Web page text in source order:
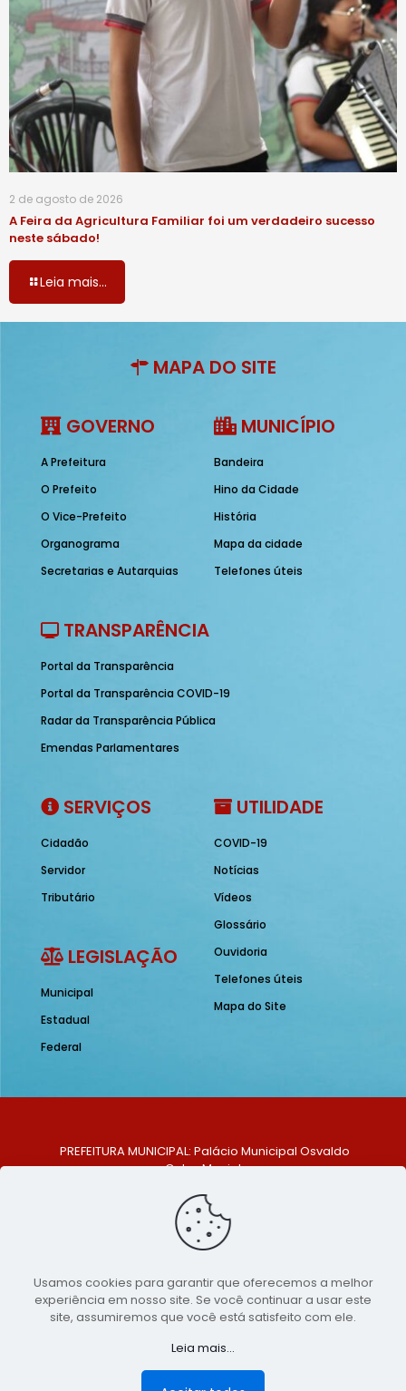
2 de agosto de 2026
A Feira da Agricultura Familiar foi um verdadeiro sucesso
neste sábado!
Leia mais...
MAPA DO SITE
GOVERNO
A Prefeitura
O Prefeito
O Vice-Prefeito
Organograma
Secretarias e Autarquias
MUNICÍPIO
Bandeira
Hino da Cidade
História
Mapa da cidade
Telefones úteis
TRANSPARÊNCIA
Portal da Transparência
Portal da Transparência COVID-19
Radar da Transparência Pública
Emendas Parlamentares
SERVIÇOS
Cidadão
Servidor
Tributário
LEGISLAÇÃO
Municipal
Estadual
Federal
UTILIDADE
COVID-19
Notícias
Vídeos
Glossário
Ouvidoria
Telefones úteis
Mapa do Site
PREFEITURA MUNICIPAL: Palácio Municipal Osvaldo
Celso Maciel
Centro, São Bento do Una - PE. CEP: 553370-128
TELEFONE: (81) 99548-1569
E-MAIL: ouvidoria@saobentodouna.pe.gov.br
Copyright 2021-2026 - Assessoria de Comunicação da
Prefeitura de São Bento do Una - PE
publicidadeLumusWeb - Agência Digital
Usamos cookies para garantir que oferecemos a melhor
experiência em nosso site. Se você continuar a usar este
site, assumiremos que você está satisfeito com ele.
Leia mais...